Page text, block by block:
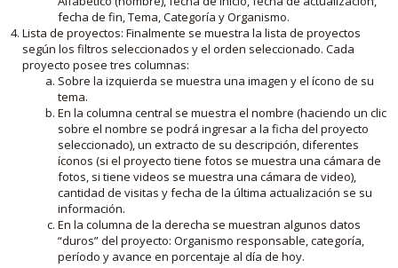
fecha de fin, Tema, Categoría y Organismo.
Lista de proyectos: Finalmente se muestra la lista de proyectos
según los filtros seleccionados y el orden seleccionado. Cada
proyecto posee tres columnas:
Sobre la izquierda se muestra una imagen y el ícono de su
tema.
En la columna central se muestra el nombre (haciendo un clic
sobre el nombre se podrá ingresar a la ficha del proyecto
seleccionado), un extracto de su descripción, diferentes
íconos (si el proyecto tiene fotos se muestra una cámara de
fotos, si tiene videos se muestra una cámara de video),
cantidad de visitas y fecha de la última actualización se su
información.
En la columna de la derecha se muestran algunos datos
“duros” del proyecto: Organismo responsable, categoría,
período y avance en porcentaje al día de hoy.